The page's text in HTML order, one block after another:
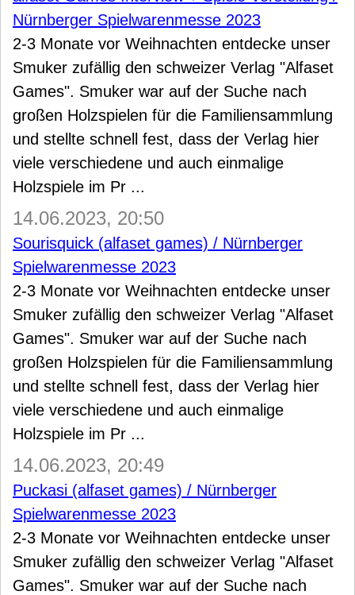
Nürnberger Spielwarenmesse 2023
2-3 Monate vor Weihnachten entdecke unser
Smuker zufällig den schweizer Verlag "Alfaset
Games". Smuker war auf der Suche nach
großen Holzspielen für die Familiensammlung
und stellte schnell fest, dass der Verlag hier
viele verschiedene und auch einmalige
Holzspiele im Pr ...
14.06.2023, 20:50
Sourisquick (alfaset games) / Nürnberger
Spielwarenmesse 2023
2-3 Monate vor Weihnachten entdecke unser
Smuker zufällig den schweizer Verlag "Alfaset
Games". Smuker war auf der Suche nach
großen Holzspielen für die Familiensammlung
und stellte schnell fest, dass der Verlag hier
viele verschiedene und auch einmalige
Holzspiele im Pr ...
14.06.2023, 20:49
Puckasi (alfaset games) / Nürnberger
Spielwarenmesse 2023
2-3 Monate vor Weihnachten entdecke unser
Smuker zufällig den schweizer Verlag "Alfaset
Games". Smuker war auf der Suche nach